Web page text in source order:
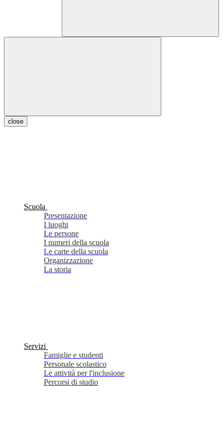
close
Scuola
Presentazione
I luoghi
Le persone
I numeri della scuola
Le carte della scuola
Organizzazione
La storia
Servizi
Famiglie e studenti
Personale scolastico
Le attività per l'inclusione
Percorsi di studio